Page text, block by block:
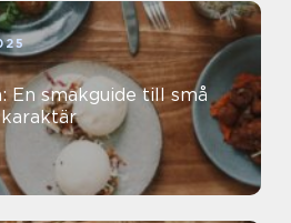
En smakguide till små